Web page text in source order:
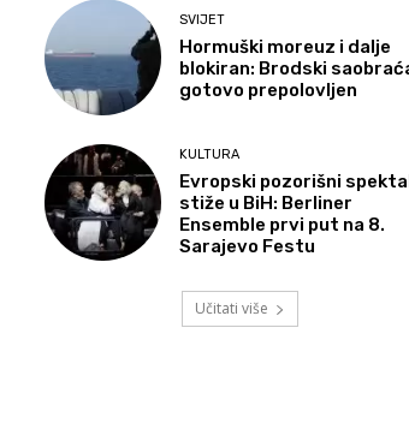
SVIJET
Hormuški moreuz i dalje
blokiran: Brodski
gotovo prepolovljen
KULTURA
Evropski pozorišni
stiže u BiH: Berliner
Ensemble prvi put na 8.
Sarajevo Festu
Učitati više